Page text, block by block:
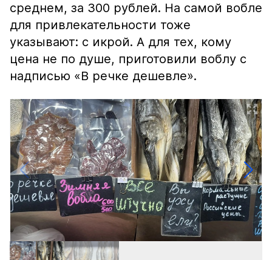
среднем, за 300 рублей. На самой вобле
для привлекательности тоже
указывают: с икрой. А для тех, кому
цена не по душе, приготовили воблу с
надписью «В речке дешевле».